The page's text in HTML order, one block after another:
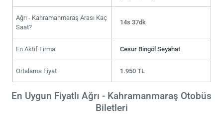
Ağrı - Kahramanmaraş Arası Kaç
Saat?
14s 37dk
En Aktif Firma Cesur Bingöl Seyahat
Ortalama Fiyat 1.950 TL
En Uygun Fiyatlı Ağrı - Kahramanmaraş Otobüs
Biletleri